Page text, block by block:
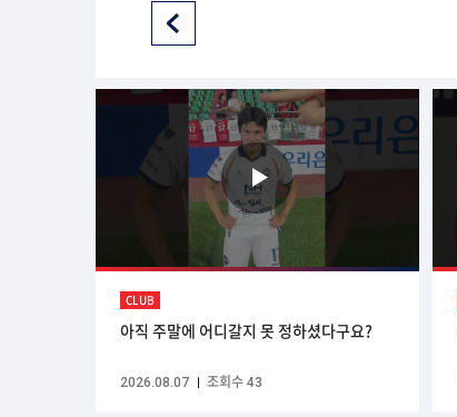
CLUB
아직 주말에 어디갈지 못 정하셨다구요?
2026.08.07 조회수 43